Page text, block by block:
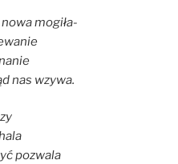
mogiła-
nas wzywa.
pozwala